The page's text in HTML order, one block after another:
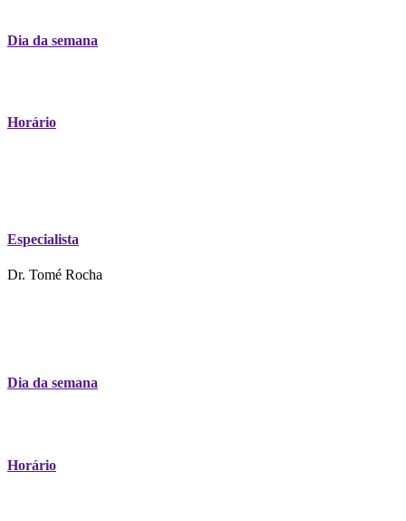
Dia da semana
Horário
Especialista
Dr. Tomé Rocha
Dia da semana
Horário